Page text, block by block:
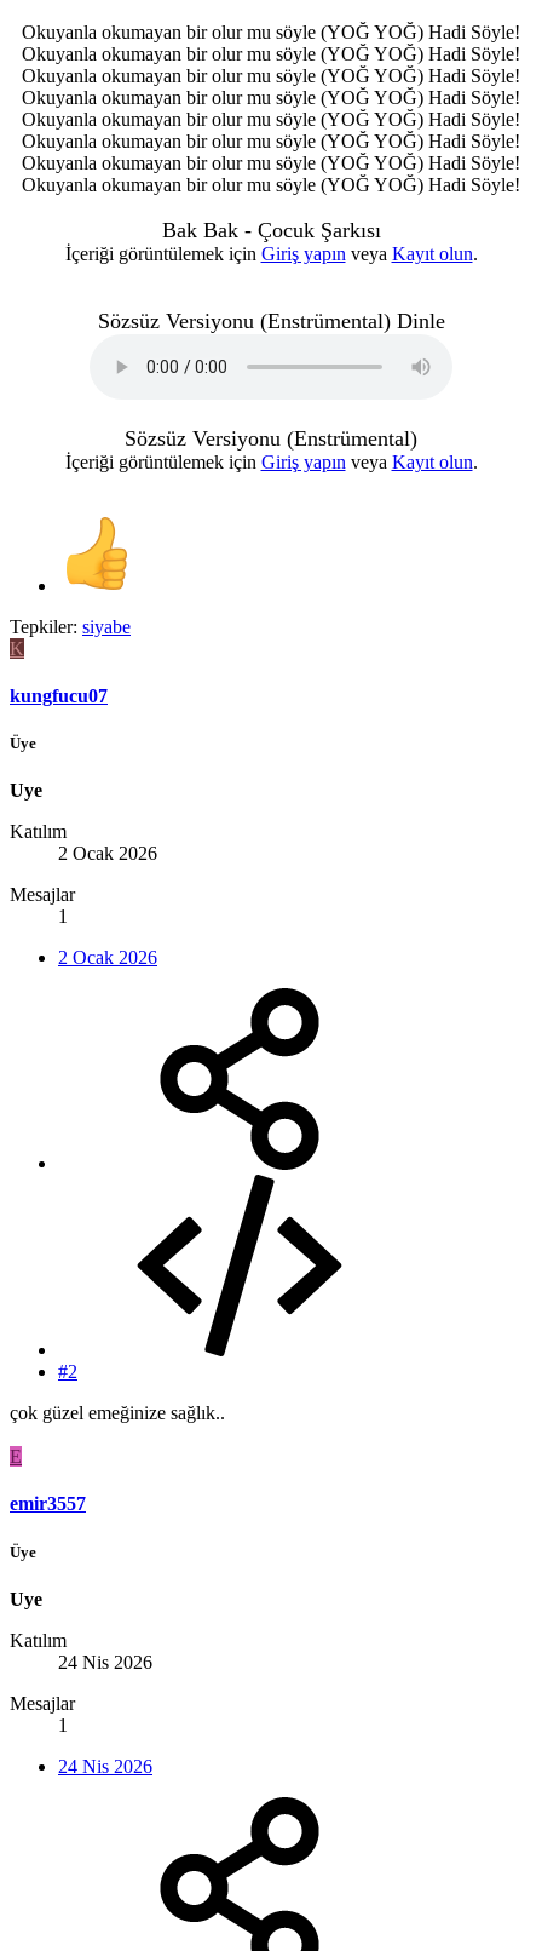
Okuyanla okumayan bir olur mu söyle (YOĞ YOĞ) Hadi Söyle!
Okuyanla okumayan bir olur mu söyle (YOĞ YOĞ) Hadi Söyle!
Okuyanla okumayan bir olur mu söyle (YOĞ YOĞ) Hadi Söyle!
Okuyanla okumayan bir olur mu söyle (YOĞ YOĞ) Hadi Söyle!
Okuyanla okumayan bir olur mu söyle (YOĞ YOĞ) Hadi Söyle!
Okuyanla okumayan bir olur mu söyle (YOĞ YOĞ) Hadi Söyle!
Okuyanla okumayan bir olur mu söyle (YOĞ YOĞ) Hadi Söyle!
Okuyanla okumayan bir olur mu söyle (YOĞ YOĞ) Hadi Söyle!
Bak Bak - Çocuk Şarkısı
İçeriği görüntülemek için Giriş yapın veya Kayıt olun.
Sözsüz Versiyonu (Enstrümental) Dinle
Sözsüz Versiyonu (Enstrümental)
İçeriği görüntülemek için Giriş yapın veya Kayıt olun.
Tepkiler: siyabe
K
kungfucu07
Üye
Uye
Katılım
2 Ocak 2026
Mesajlar
1
2 Ocak 2026
#2
çok güzel emeğinize sağlık..
E
emir3557
Üye
Uye
Katılım
24 Nis 2026
Mesajlar
1
24 Nis 2026